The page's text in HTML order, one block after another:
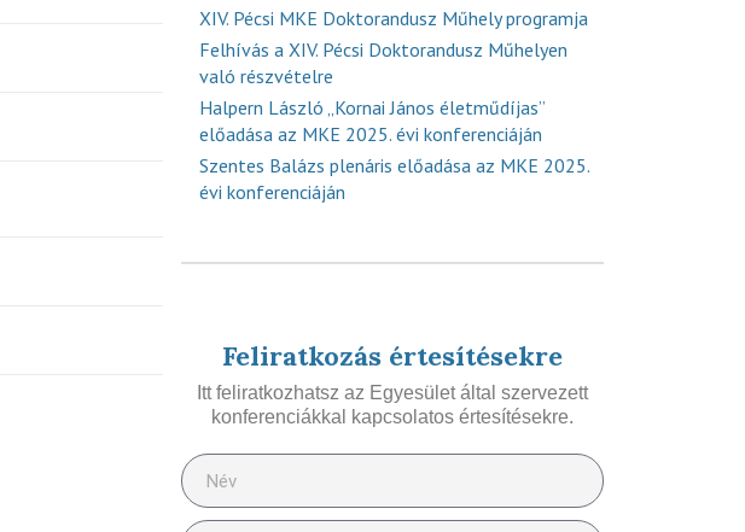
XIV. Pécsi MKE Doktorandusz Műhely programja
Felhívás a XIV. Pécsi Doktorandusz Műhelyen
való részvételre
Halpern László „Kornai János életműdíjas”
előadása az MKE 2025. évi konferenciáján
Szentes Balázs plenáris előadása az MKE 2025.
évi konferenciáján
Feliratkozás értesítésekre
Itt feliratkozhatsz az Egyesület által szervezett
konferenciákkal kapcsolatos értesítésekre.